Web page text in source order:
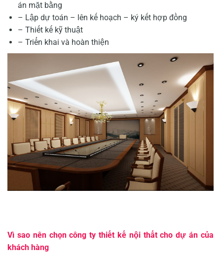
án mặt bằng
– Lập dự toán – lên kế hoạch – ký kết hợp đồng
– Thiết kế kỹ thuật
– Triển khai và hoàn thiện
Vì sao nên chọn công ty thiết kế nội thất cho dự án của
khách hàng